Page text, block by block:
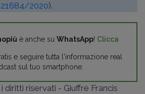
21684/2020).
è anche su WhatsApp! Clicca
e seguire tutta l'informazione real
sul tuo smartphone.
riservati - Giuffrè Francis